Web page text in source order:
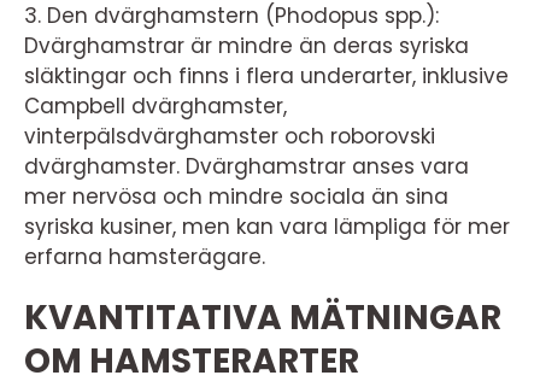
3. Den dvärghamstern (Phodopus spp.):
Dvärghamstrar är mindre än deras syriska
släktingar och finns i flera underarter, inklusive
Campbell dvärghamster,
vinterpälsdvärghamster och roborovski
dvärghamster. Dvärghamstrar anses vara
mer nervösa och mindre sociala än sina
syriska kusiner, men kan vara lämpliga för mer
erfarna hamsterägare.
KVANTITATIVA MÄTNINGAR
OM HAMSTERARTER